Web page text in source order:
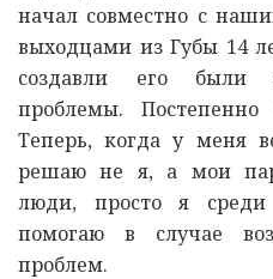
начал совместно с
выходцами из Губы 14
создавли его были
проблемы.
Теперь, когда у меня
решаю не я, а мои
люди, просто я
помогаю в случае
проблем.